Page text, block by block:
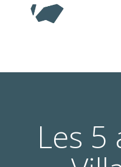
Les 5